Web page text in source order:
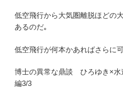
低空飛行から大気圏離脱ほどの
あるのだ｡
低空飛行が何本かあればさらに
博士の異常な鼎談 ひろゆき×
編3/3